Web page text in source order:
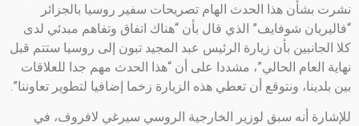
نشرت بشأن هذا الحدث الهام تصريحات سفير روسيا بالجزائر
“فاليريان شوفايف” الذي قال بأن “هناك اتفاق وتفاهم مبدئي لدى
كلا الجانبين بأن زيارة الرئيس عبد المجيد تبون إلى روسيا ستتم قبل
نهاية العام الحالي”، مشددا على أن “هذا الحدث مهم جدا للعلاقات
بين بلدينا، ونتوقع أن تعطي هذه الزيارة زخما إضافيا لتطوير تعاوننا”.
للإشارة أنه سبق لوزير الخارجية الروسي سيرغي لافروف، في